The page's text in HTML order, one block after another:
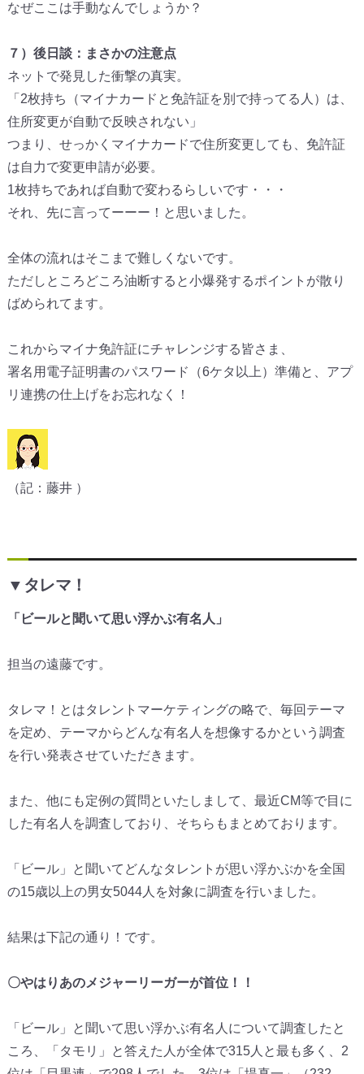
なぜここは手動なんでしょうか？
７）後日談：まさかの注意点
ネットで発見した衝撃の真実。
「2枚持ち（マイナカードと免許証を別で持ってる人）は、
住所変更が自動で反映されない」
つまり、せっかくマイナカードで住所変更しても、 免許証
は自力で変更申請が必要。
1枚持ちであれば自動で変わるらしいです・・・
それ、先に言ってーーー！と思いました。
全体の流れはそこまで難しくないです。
ただしところどころ油断すると小爆発するポイントが散り
ばめられてます。
これからマイナ免許証にチャレンジする皆さま、
署名用電子証明書のパスワード（6ケタ以上）準備と、 アプ
リ連携の仕上げをお忘れなく！
（記：藤井 ）
▼タレマ！
「ビールと聞いて思い浮かぶ有名人」
担当の遠藤です。
タレマ！とはタレントマーケティングの略で、毎回テーマ
を定め、 テーマからどんな有名人を想像するかという調査
を行い発表させていただきます。
また、他にも定例の質問といたしまして、 最近CM等で目に
した有名人を調査しており、 そちらもまとめております。
「ビール」
と聞いてどんなタレントが思い浮かぶかを全国
の15歳以上の男女5044人を対象に調査を行いました。
結果は下記の通り！です。
〇やはりあのメジャーリーガーが首位！！
「ビール」と聞いて思い浮かぶ有名人について調査したと
ころ、「 タモリ」と答えた人が全体で315人と最も多く、2